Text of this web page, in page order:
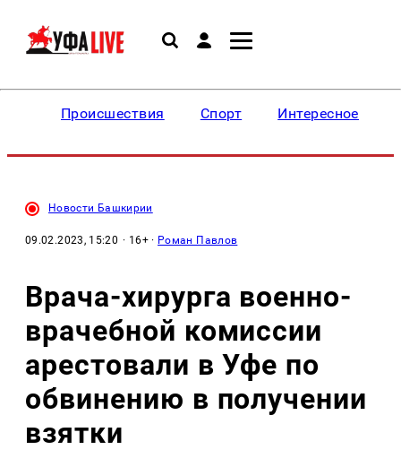
Происшествия Спорт Интересное
Новости Башкирии
09.02.2023, 15:20 · 16+ · Роман Павлов
Врача-хирурга военно-
врачебной комиссии
арестовали в Уфе по
обвинению в получении
взятки